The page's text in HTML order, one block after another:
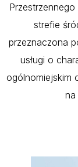
strefie
przeznaczona
usługi o
ogólnomiejskim